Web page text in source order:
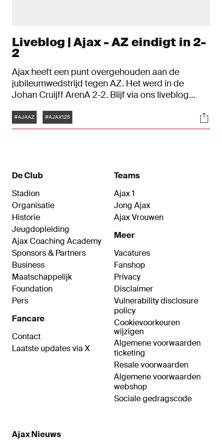
Liveblog | Ajax - AZ eindigt in 2-
2
Ajax heeft een punt overgehouden aan de
jubileumwedstrijd tegen AZ. Het werd in de
Johan Cruijff ArenA 2-2. Blijf via ons liveblog
Tags
#AJAAZ #AJAX125
De Club
Stadion
Organisatie
Historie
Jeugdopleiding
Ajax Coaching Academy
Sponsors & Partners
Business
Maatschappelijk
Foundation
Pers
Fancare
Contact
Laatste updates via X
Teams
Ajax 1
Jong Ajax
Ajax Vrouwen
Meer
Vacatures
Fanshop
Privacy
Disclaimer
Vulnerability disclosure
policy
Cookievoorkeuren
wijzigen
Algemene voorwaarden
ticketing
Resale voorwaarden
Algemene voorwaarden
webshop
Sociale gedragscode
Ajax Nieuws